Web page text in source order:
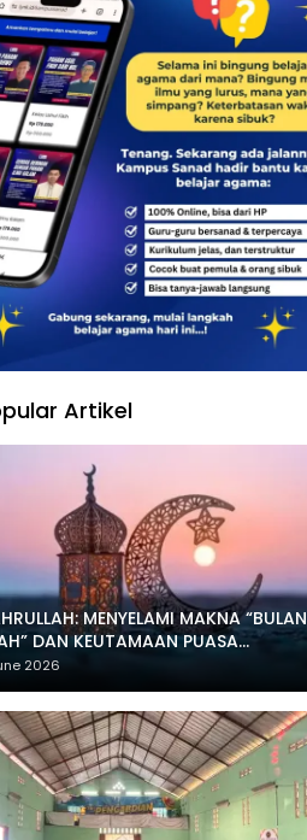
Artikel
MENYELAMI MAKNA “BULAN
DAN KEUTAMAAN PUASA
2026